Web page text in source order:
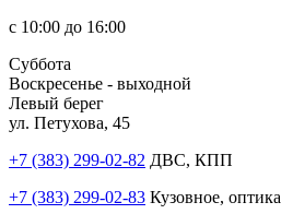
с 10:00 до 16:00
Суббота
Воскресенье - выходной
Левый берег
ул. Петухова, 45
+7 (383) 299-02-82 ДВС, КПП
+7 (383) 299-02-83 Кузовное, оптика